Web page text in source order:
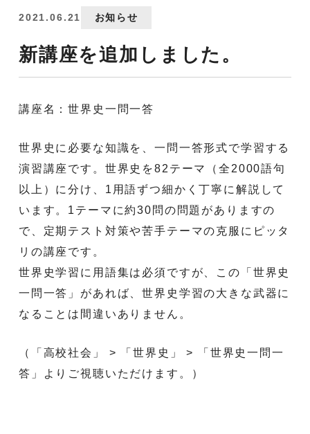
2021.06.21 お知らせ
新講座を追加しました。
講座名：世界史一問一答
世界史に必要な知識を、一問一答形式で学習する
演習講座です。世界史を82テーマ（全2000語句
以上）に分け、1用語ずつ細かく丁寧に解説して
います。1テーマに約30問の問題がありますの
で、定期テスト対策や苦手テーマの克服にピッタ
リの講座です。
世界史学習に用語集は必須ですが、この「世界史
一問一答」があれば、世界史学習の大きな武器に
なることは間違いありません。
（「高校社会」 > 「世界史」 > 「世界史一問一
答」よりご視聴いただけます。）